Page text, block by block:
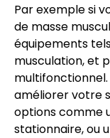
Par exemple si
de masse
équipements
musculation, et
multifonctionnel.
améliorer votre
options comme
stationnaire, ou